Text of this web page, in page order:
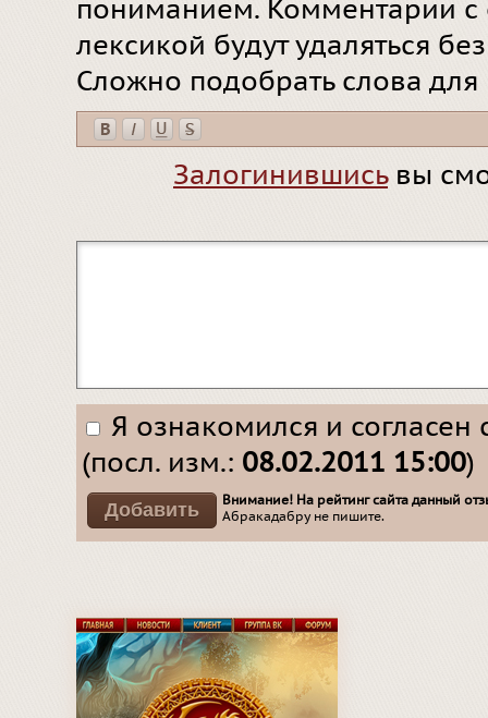
пониманием. Комментарии
лексикой будут удаляться
Сложно подобрать слова
Залогинившисьвы
Я ознакомился и согласен
(посл. изм.: 08.02.2011 15:00)
Внимание! На рейтинг сайта данный
Абракадабру не пишите.